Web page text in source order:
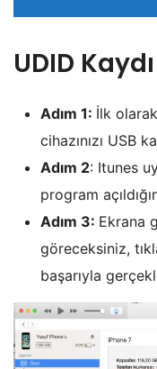
UDID
Adım 1: İlk olarak
cihazınızı USB
Adım 2: Itunes
program
Adım 3: Ekrana
göreceksiniz,
başarıyla